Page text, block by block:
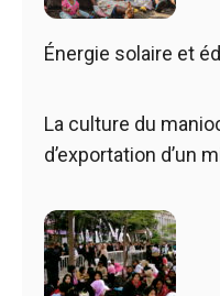
Énergie solaire et
La culture du
d’exportation d’un